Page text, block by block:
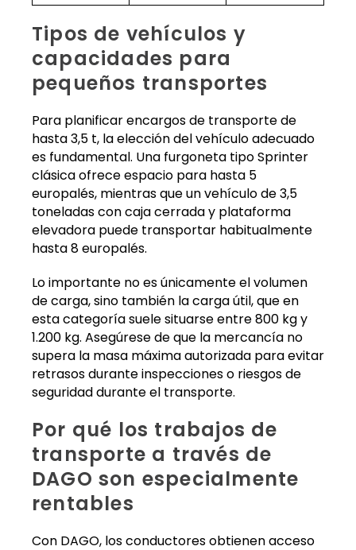
Tipos de vehículos y
capacidades para
pequeños transportes
Para planificar encargos de transporte de
hasta 3,5 t, la elección del vehículo adecuado
es fundamental. Una furgoneta tipo Sprinter
clásica ofrece espacio para hasta 5
europalés, mientras que un vehículo de 3,5
toneladas con caja cerrada y plataforma
elevadora puede transportar habitualmente
hasta 8 europalés.
Lo importante no es únicamente el volumen
de carga, sino también la carga útil, que en
esta categoría suele situarse entre 800 kg y
1.200 kg. Asegúrese de que la mercancía no
supera la masa máxima autorizada para evitar
retrasos durante inspecciones o riesgos de
seguridad durante el transporte.
Por qué los trabajos de
transporte a través de
DAGO son especialmente
rentables
Con DAGO, los conductores obtienen acceso